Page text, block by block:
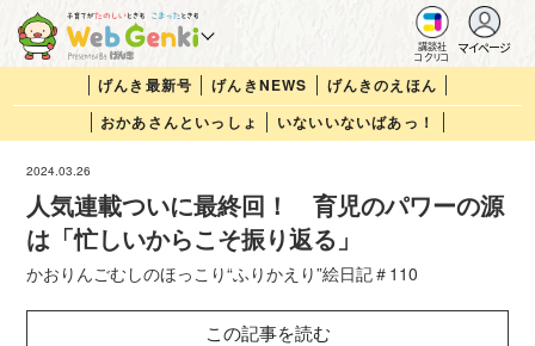
講談社
コクリコ
マイページ
げんき最新号 げんきNEWS
げんきのえほん
おかあさんといっしょ
いないいないばあっ！
2024.03.26
人気連載ついに最終回！ 育児のパワーの源
は「忙しいからこそ振り返る」
かおりんごむしのほっこり“ふりかえり”絵日記＃110
この記事を読む